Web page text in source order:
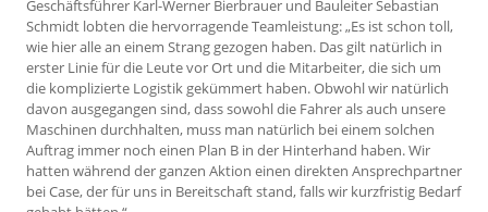
Geschäftsführer Karl-Werner Bierbrauer und Bauleiter Sebastian
Schmidt lobten die hervorragende Teamleistung: „Es ist schon toll,
wie hier alle an einem Strang gezogen haben. Das gilt natürlich in
erster Linie für die Leute vor Ort und die Mitarbeiter, die sich um
die komplizierte Logistik gekümmert haben. Obwohl wir natürlich
davon ausgegangen sind, dass sowohl die Fahrer als auch unsere
Maschinen durchhalten, muss man natürlich bei einem solchen
Auftrag immer noch einen Plan B in der Hinterhand haben. Wir
hatten während der ganzen Aktion einen direkten Ansprechpartner
bei Case, der für uns in Bereitschaft stand, falls wir kurzfristig Bedarf